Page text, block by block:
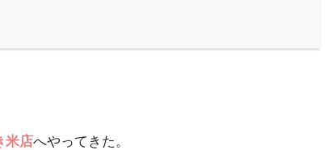
米店へやってきた。